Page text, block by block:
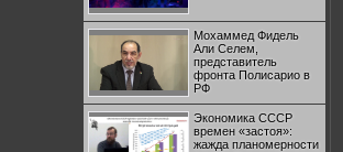
Мохаммед Фидель
Али Селем,
представитель
фронта Полисарио в
РФ
Экономика СССР
времен «застоя»:
жажда планомерности